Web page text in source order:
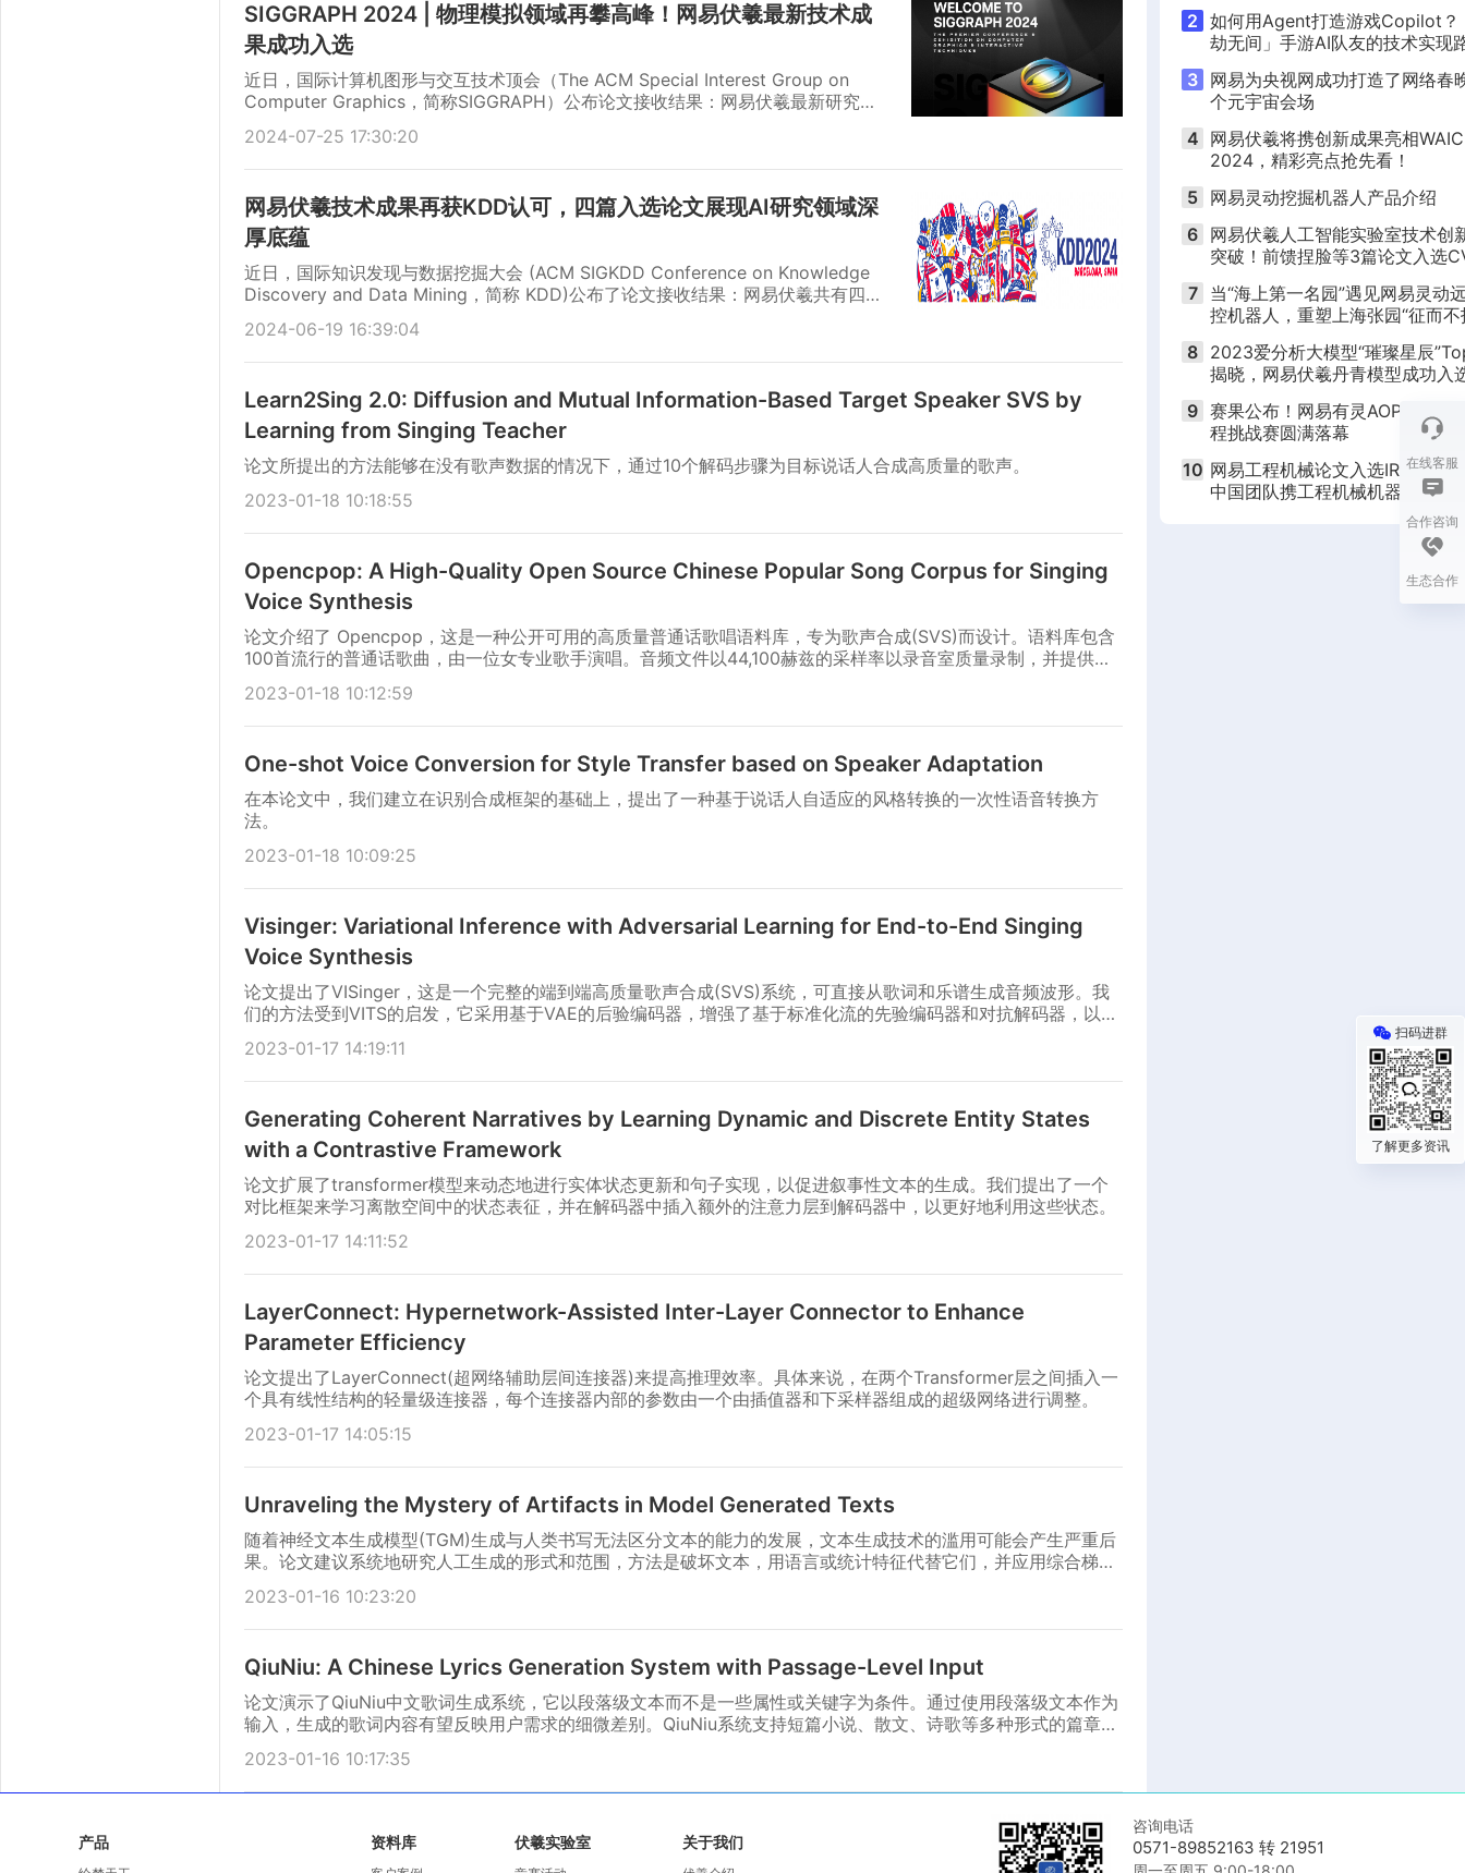
SIGGRAPH 2024 | 物理模拟领域再攀高峰！网易伏羲最新技术成
果成功入选
近日，国际计算机图形与交互技术顶会（The ACM Special Interest Group on
Computer Graphics，简称SIGGRAPH）公布论文接收结果：网易伏羲最新研究成
Interior-point Hyperelasticity》成功入选。8月，团队成员将赴美国科罗拉多州丹
佛市，在SIGGRAPH 2024大会上亲述报告，与全世界计算机图形爱好者展开交流。
2024-07-25 17:30:20
网易伏羲技术成果再获KDD认可，四篇入选论文展现AI研究领域深
厚底蕴
近日，国际知识发现与数据挖掘大会 (ACM SIGKDD Conference on Knowledge
Discovery and Data Mining，简称 KDD)公布了论文接收结果：网易伏羲共有四篇
涉及可解释性、在线营销、组合优化、主动学习等多个领域的关键问题，为数据科学
领域带来了新的亮点。
2024-06-19 16:39:04
Learn2Sing 2.0: Diffusion and Mutual Information-Based Target Speaker SVS by
Learning from Singing Teacher
论文所提出的方法能够在没有歌声数据的情况下，通过10个解码步骤为目标说话人合成高质量的歌声。
2023-01-18 10:18:55
Opencpop: A High-Quality Open Source Chinese Popular Song Corpus for Singing
Voice Synthesis
论文介绍了 Opencpop，这是一种公开可用的高质量普通话歌唱语料库，专为歌声合成(SVS)而设计。语料库包含
100首流行的普通话歌曲，由一位女专业歌手演唱。音频文件以44,100赫兹的采样率以录音室质量录制，并提供相
2023-01-18 10:12:59
One-shot Voice Conversion for Style Transfer based on Speaker Adaptation
在本论文中，我们建立在识别合成框架的基础上，提出了一种基于说话人自适应的风格转换的一次性语音转换方
法。
2023-01-18 10:09:25
Visinger: Variational Inference with Adversarial Learning for End-to-End Singing
Voice Synthesis
论文提出了VISinger，这是一个完整的端到端高质量歌声合成(SVS)系统，可直接从歌词和乐谱生成音频波形。我
们的方法受到VITS的启发，它采用基于VAE的后验编码器，增强了基于标准化流的先验编码器和对抗解码器，以实
2023-01-17 14:19:11
Generating Coherent Narratives by Learning Dynamic and Discrete Entity States
with a Contrastive Framework
论文扩展了transformer模型来动态地进行实体状态更新和句子实现，以促进叙事性文本的生成。我们提出了一个
对比框架来学习离散空间中的状态表征，并在解码器中插入额外的注意力层到解码器中，以更好地利用这些状态。
2023-01-17 14:11:52
LayerConnect: Hypernetwork-Assisted Inter-Layer Connector to Enhance
Parameter Efficiency
论文提出了LayerConnect(超网络辅助层间连接器)来提高推理效率。具体来说，在两个Transformer层之间插入一
个具有线性结构的轻量级连接器，每个连接器内部的参数由一个由插值器和下采样器组成的超级网络进行调整。
2023-01-17 14:05:15
Unraveling the Mystery of Artifacts in Model Generated Texts
随着神经文本生成模型(TGM)生成与人类书写无法区分文本的能力的发展，文本生成技术的滥用可能会产生严重后
果。论文建议系统地研究人工生成的形式和范围，方法是破坏文本，用语言或统计特征代替它们，并应用综合梯度
2023-01-16 10:23:20
QiuNiu: A Chinese Lyrics Generation System with Passage-Level Input
论文演示了QiuNiu中文歌词生成系统，它以段落级文本而不是一些属性或关键字为条件。通过使用段落级文本作为
输入，生成的歌词内容有望反映用户需求的细微差别。QiuNiu系统支持短篇小说、散文、诗歌等多种形式的篇章级
2023-01-16 10:17:35
2 如何用Agent打造游戏Copilot？
劫无间」手游AI队友的技术实现
3 网易为央视网成功打造了网络春
个元宇宙会场
4 网易伏羲将携创新成果亮相WAIC
2024，精彩亮点抢先看！
5 网易灵动挖掘机器人产品介绍
6 网易伏羲人工智能实验室技术创
突破！前馈捏脸等3篇论文入选
7
当“海上第一名园”遇见网易灵动
控机器人，重塑上海张园“征而不
8 2023爱分析大模型“璀璨星辰
揭晓，网易伏羲丹青模型成功入
9 赛果公布！网易有灵AOP平台首
程挑战赛圆满落幕
10 网易工程机械论文入选IROS
中国团队携工程机械机器人技术
产品 资料库 伏羲实验室 关于我们
咨询电话
0571-89852163 转 21951
在线客服
合作咨询
生态合作
扫码进群
了解更多资讯